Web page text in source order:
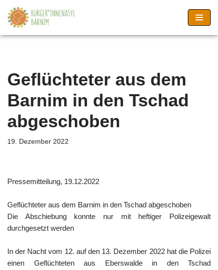
Zum
Inhalt
Geflüchteter aus dem
Barnim in den Tschad
abgeschoben
19. Dezember 2022
Pressemitteilung, 19.12.2022
Geflüchteter aus dem Barnim in den Tschad abgeschoben
Die Abschiebung konnte nur mit heftiger Polizeigewalt
durchgesetzt werden
In der Nacht vom 12. auf den 13. Dezember 2022 hat die Polizei
einen Geflüchteten aus Eberswalde in den Tschad